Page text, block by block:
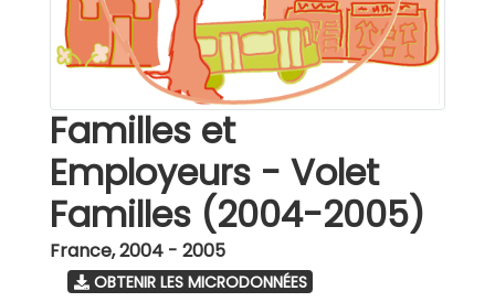
Familles et
Employeurs - Volet
Familles (2004-2005)
France,2004 - 2005
OBTENIR LES MICRODONNÉES